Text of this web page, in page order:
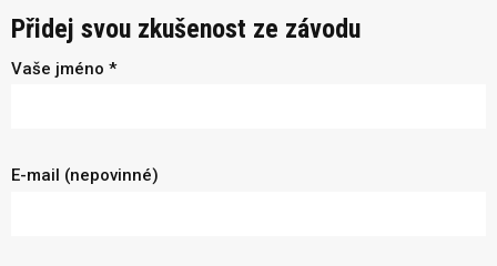
Přidej svou zkušenost ze závodu
Vaše jméno *
E-mail (nepovinné)